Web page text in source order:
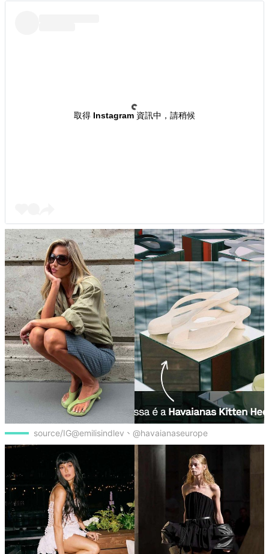
取得 Instagram 資訊中，請稍候
source/IG@emilisindlev、@havaianaseurope